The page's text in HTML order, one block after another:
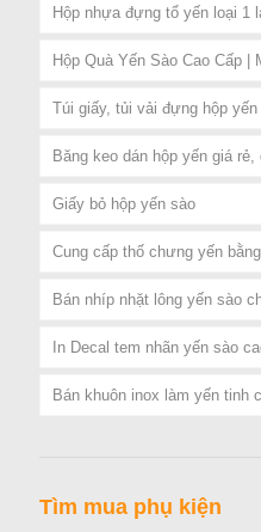
Hộp nhựa đựng tổ yến loại 1
Hộp Quà Yến Sào Cao Cấp |
Túi giấy, tủi vải đựng hộp yến
Băng keo dán hộp yến giá rẻ,
Giấy bỏ hộp yến sào
Cung cấp thố chưng yến
Bán nhíp nhặt lông yến sào
In Decal tem nhãn yến sào
Bán khuôn inox làm yến tinh
Tìm mua phụ kiện